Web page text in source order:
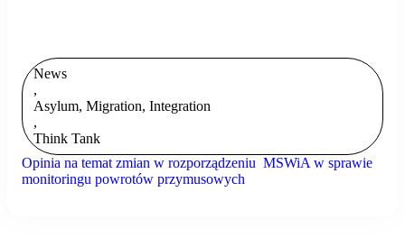
News
,
Asylum, Migration, Integration
,
Think Tank
Opinia na temat zmian w rozporządzeniu MSWiA w sprawie
monitoringu powrotów przymusowych